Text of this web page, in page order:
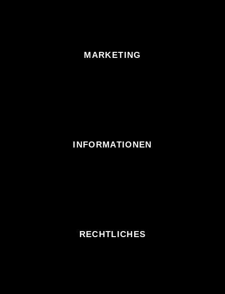
MARKETING
INFORMATIONEN
RECHTLICHES